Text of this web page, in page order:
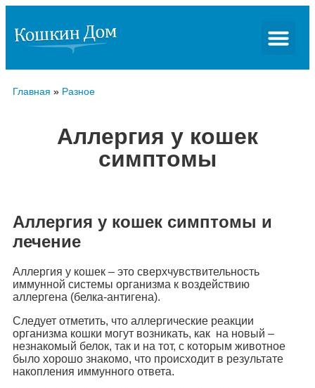
Главная » Разное
Аллергия у кошек
симптомы
Аллергия у кошек симптомы и
лечение
Аллергия у кошек – это сверхчувствительность
иммунной системы организма к воздействию
аллергена (белка-антигена).
Следует отметить, что аллергические реакции
организма кошки могут возникать, как на новый –
незнакомый белок, так и на тот, с которым животное
было хорошо знакомо, что происходит в результате
накопления иммунного ответа.